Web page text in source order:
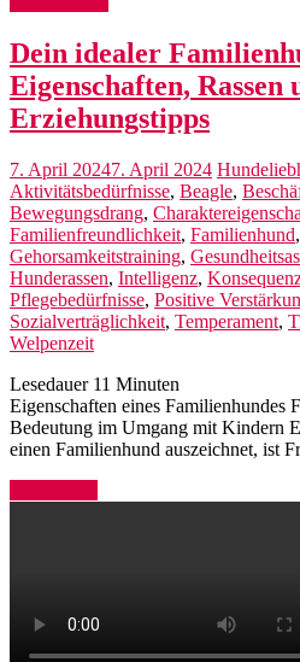
Dein idealer
Eigenschaften, Rassen
Erziehungstipps
7. April 20247. April 2024
Aktivitätsbedürfnisse, Beagle,
Bewegungsdrang,
Familienfreundlichkeit, Familienhund,
Gehorsamkeitstraining,
Hunderassen, Intelligenz,
Pflegebedürfnisse, Positive
Sozialverträglichkeit, Temperament,
Welpenzeit
Lesedauer 11 Minuten
Eigenschaften eines Familienhundes
Bedeutung im Umgang mit Kindern
einen Familienhund auszeichnet, ist